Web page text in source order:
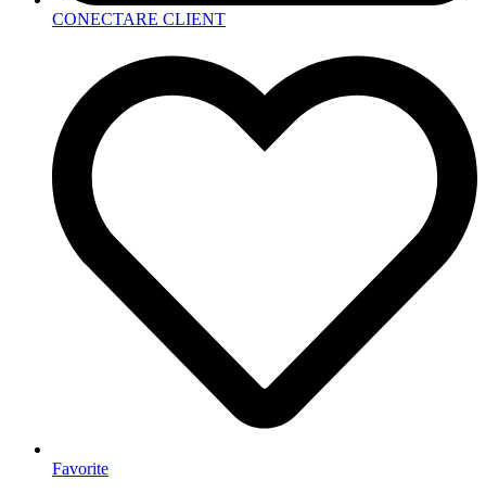
CONECTARE CLIENT
Favorite